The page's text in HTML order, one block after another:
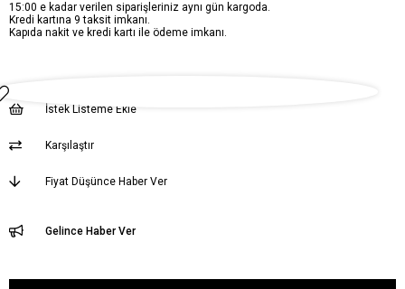
15:00 e kadar verilen siparişleriniz aynı gün kargoda.
Kredi kartına 9 taksit imkanı.
Kapıda nakit ve kredi kartı ile ödeme imkanı.
İstek Listeme Ekle
Karşılaştır
Fiyat Düşünce Haber Ver
Gelince Haber Ver